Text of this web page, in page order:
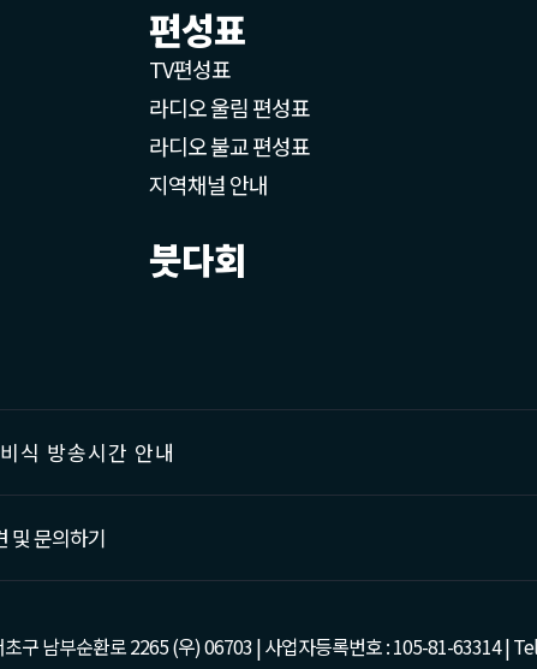
편성표
TV편성표
라디오 울림 편성표
라디오 불교 편성표
지역채널 안내
붓다회
식 방송시간 안내
및 문의하기
구 남부순환로 2265 (우) 06703 | 사업자등록번호 : 105-81-63314 |